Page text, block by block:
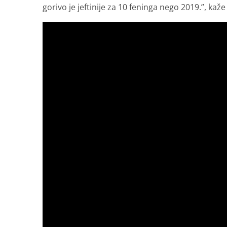
gorivo je jeftinije za 10 feninga nego 2019.”,